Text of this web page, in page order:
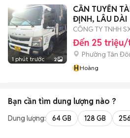
1 phút trước 2
CẦN TUYỂN
ĐỊNH, LÂU DÀI
CÔNG TY TNHH
Đến 25 triệu/
Phường Tân
HHoàng
Bạn cần tìm dung lượng nào ?
Dung lượng: 64 GB 128 GB